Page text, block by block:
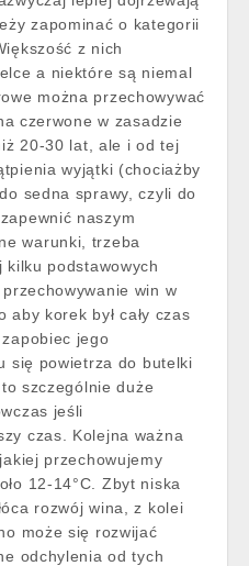
zapominać o kategorii
z nich
a niektóre są niemal
można przechowywać
czerwone w zasadzie
20-30 lat, ale i od tej
wyjątki (chociażby
sedna sprawy, czyli do
naszym
warunki, trzeba
podstawowych
win w
korek był cały czas
jego
się powietrza do butelki
szczególnie duże
jeśli
czas. Kolejna ważna
przechowujemy
12-14°C. Zbyt niska
rozwój wina, z kolei
może się rozwijać
odchylenia od tych